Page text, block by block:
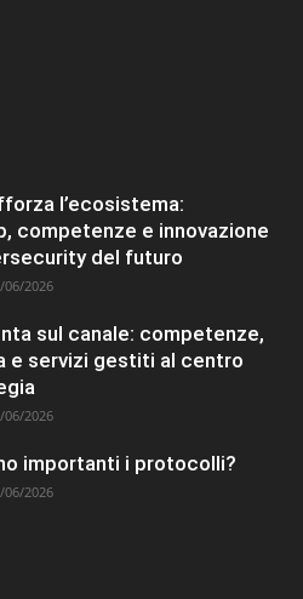
l’ecosistema:
competenze e innovazione
del futuro
06/2026
sul canale: competenze,
e servizi gestiti al centro
06/2026
importanti i protocolli?
06/2026